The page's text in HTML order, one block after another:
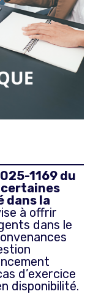
1169 du
dans la
à offrir
dans le
d’exercice
disponibilité.